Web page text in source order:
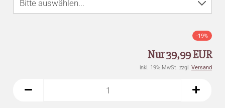
-19%
Nur 39,99 EUR
inkl. 19% MwSt. zzgl. Versand